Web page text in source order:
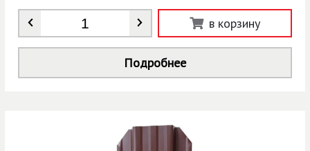
Количество в корзину
Подробнее